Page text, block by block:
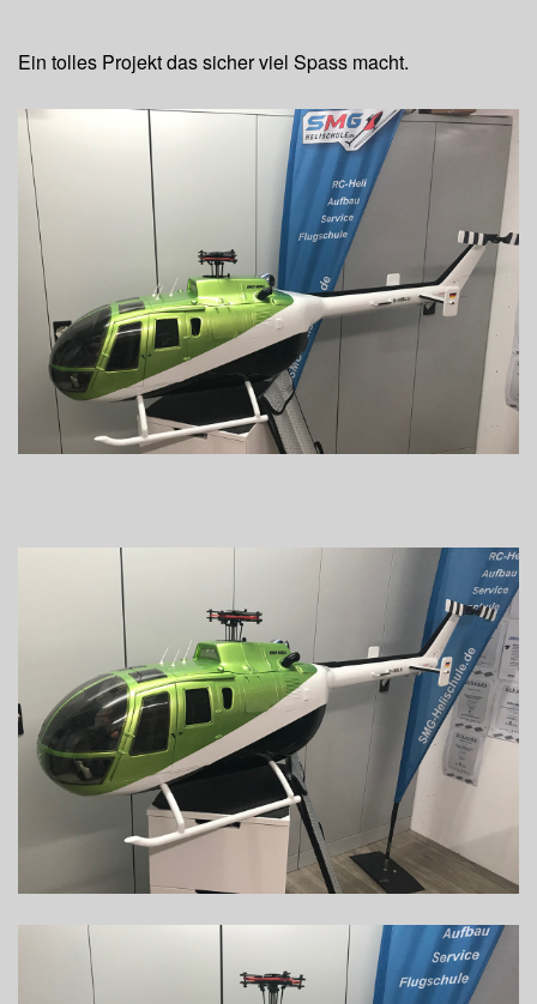
Ein tolles Projekt das sicher viel Spass macht.